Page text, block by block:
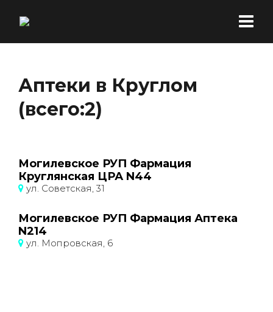
Аптеки в Круглом
(всего:2)
Могилевское РУП Фармация
Круглянская ЦРА N44
ул. Советская, 31
Могилевское РУП Фармация Аптека
N214
ул. Мопровская, 6